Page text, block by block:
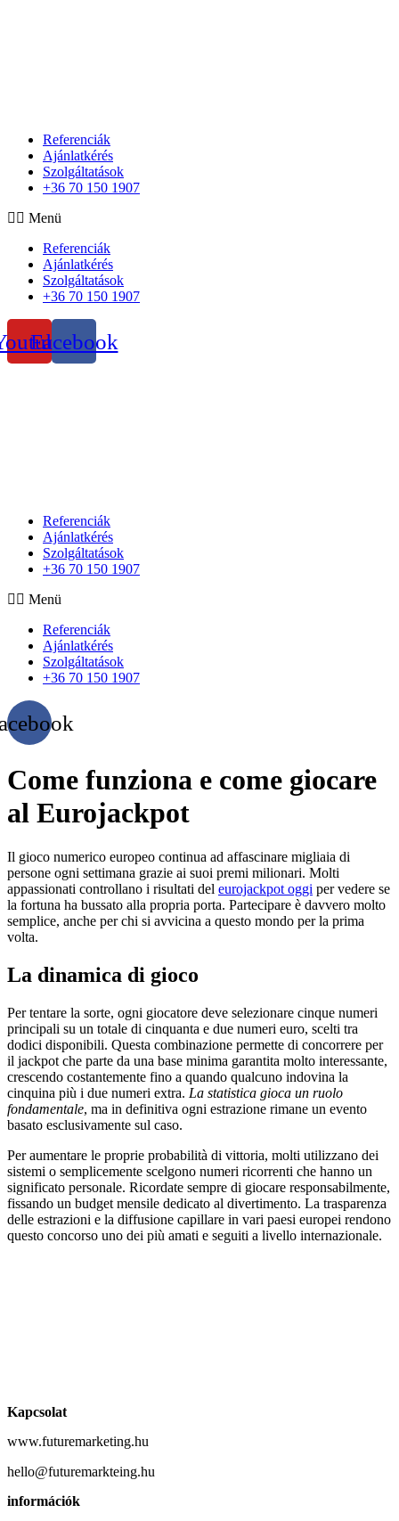
Referenciák
Ajánlatkérés
Szolgáltatások
+36 70 150 1907
Menü
Referenciák
Ajánlatkérés
Szolgáltatások
+36 70 150 1907
Facebook
Referenciák
Ajánlatkérés
Szolgáltatások
+36 70 150 1907
Menü
Referenciák
Ajánlatkérés
Szolgáltatások
+36 70 150 1907
Come funziona e come giocare
al Eurojackpot
Il gioco numerico europeo continua ad affascinare migliaia di
persone ogni settimana grazie ai suoi premi milionari. Molti
appassionati controllano i risultati del eurojackpot oggi per vedere se
la fortuna ha bussato alla propria porta. Partecipare è davvero molto
semplice, anche per chi si avvicina a questo mondo per la prima
volta.
La dinamica di gioco
Per tentare la sorte, ogni giocatore deve selezionare cinque numeri
principali su un totale di cinquanta e due numeri euro, scelti tra
dodici disponibili. Questa combinazione permette di concorrere per
il jackpot che parte da una base minima garantita molto interessante,
crescendo costantemente fino a quando qualcuno indovina la
cinquina più i due numeri extra. La statistica gioca un ruolo
fondamentale, ma in definitiva ogni estrazione rimane un evento
basato esclusivamente sul caso.
Per aumentare le proprie probabilità di vittoria, molti utilizzano dei
sistemi o semplicemente scelgono numeri ricorrenti che hanno un
significato personale. Ricordate sempre di giocare responsabilmente,
fissando un budget mensile dedicato al divertimento. La trasparenza
delle estrazioni e la diffusione capillare in vari paesi europei rendono
questo concorso uno dei più amati e seguiti a livello internazionale.
Kapcsolat
www.futuremarketing.hu
hello@futuremarkteing.hu
információk